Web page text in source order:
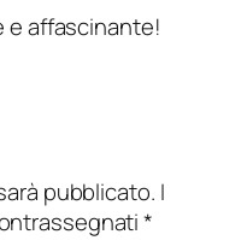
e affascinante!
pubblicato. I
*